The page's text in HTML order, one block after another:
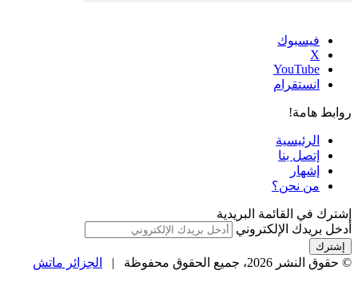
فيسبوك
‫X
‫YouTube
انستقرام
روابط هامة!
الرئيسية
إتصل بنا
إشهار
من نحن؟
إشترك في القائمة البريدية
أدخل بريدك الإلكتروني
© حقوق النشر 2026، جميع الحقوق محفوظة | الجزائر ماتش